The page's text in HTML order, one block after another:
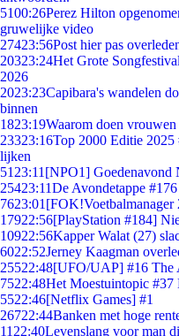
5100:26Perez Hilton
gruwelijke video
27423:56Post hier pas
20323:24Het Grote
2026
2023:23Capibara's wandelen
binnen
1823:19Waarom doen
23323:16Top 2000 Editie
lijken
51 23:11 [NPO1] Goedenavond
25423:11De Avondetappe
7623:01 [FOK!Voetbalmanager
17922:56[PlayStation #184]
10922:56Kapper Walat (27)
6022:52Jerney Kaagman
25522:48[UFO/UAP] #16 The
7522:48Het Moestuintopic #37
5522:46[Netflix Games] #1
26722:44Banken met hoge
11 22:40Levenslang voor man